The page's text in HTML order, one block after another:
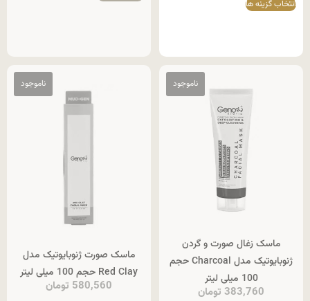
انتخاب گزینه ها
ماسک زغال صورت و گردن
ژنوبایوتیک مدل Charcoal حجم
100 میلی لیتر
383,760 تومان
ماسک صورت ژنوبایوتیک مدل
Red Clay حجم 100 میلی لیتر
580,560 تومان